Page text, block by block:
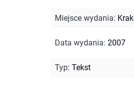
Miejsce wydania:
Data wydania: 2007
Typ: Tekst